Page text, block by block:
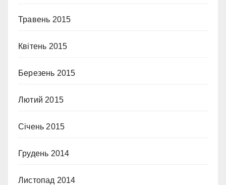
Травень 2015
Квітень 2015
Березень 2015
Лютий 2015
Січень 2015
Грудень 2014
Листопад 2014